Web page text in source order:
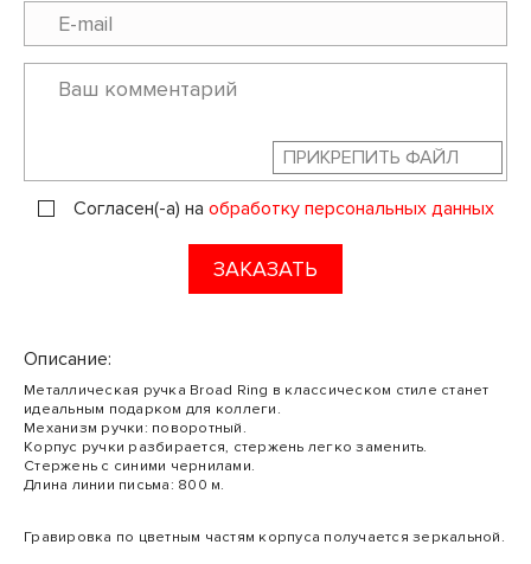
ПРИКРЕПИТЬ ФАЙЛ
Согласен(-а) на обработку персональных данных
ЗАКАЗАТЬ
Описание:
Металлическая ручка Broad Ring в классическом стиле станет
идеальным подарком для коллеги.
Механизм ручки: поворотный.
Корпус ручки разбирается, стержень легко заменить.
Стержень с синими чернилами.
Длина линии письма: 800 м.
Гравировка по цветным частям корпуса получается зеркальной.